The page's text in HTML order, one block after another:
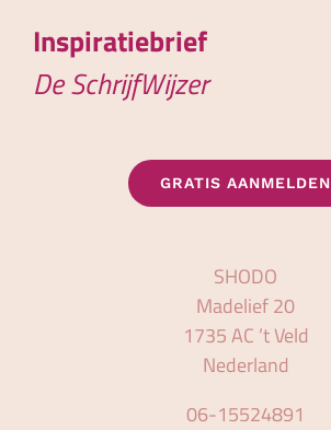
Inspiratiebrief
De SchrijfWijzer
GRATIS AANMELDEN
SHODO
Madelief 20
1735 AC ’t Veld
Nederland
06-15524891